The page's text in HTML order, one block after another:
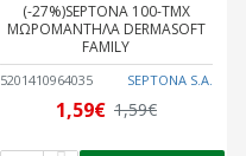
5201410964035 SEPTONA S.A.
(-27%)SEPTONA 100-ΤΜΧ
ΜΩΡΟΜΑΝΤΗΛΑ DERMASOFT
FAMILY
1,59€ 1,59€